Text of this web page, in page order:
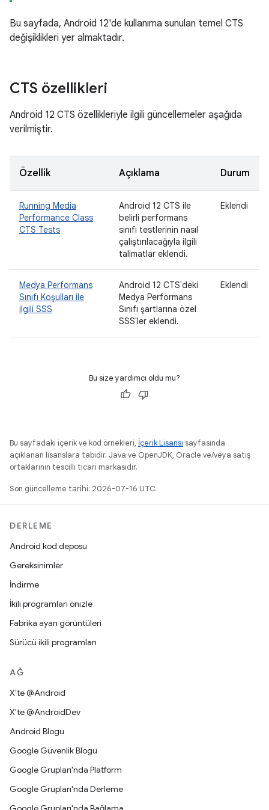
Bu sayfada, Android 12'de kullanıma sunulan temel CTS
değişiklikleri yer almaktadır.
CTS özellikleri
Android 12 CTS özellikleriyle ilgili güncellemeler aşağıda
verilmiştir.
Özellik Açıklama Durum
Running Media
Performance Class
CTS Tests
Android 12 CTS ile
belirli performans
sınıfı testlerinin nasıl
çalıştırılacağıyla ilgili
talimatlar eklendi.
Eklendi
Medya Performans
Sınıfı Koşulları ile
ilgili SSS
Android 12 CTS'deki
Medya Performans
Sınıfı şartlarına özel
SSS'ler eklendi.
Eklendi
Bu size yardımcı oldu mu?
Bu sayfadaki içerik ve kod örnekleri, İçerik Lisansı sayfasında
açıklanan lisanslara tabidir. Java ve OpenJDK, Oracle ve/veya satış
ortaklarının tescilli ticari markasıdır.
Son güncelleme tarihi: 2026-07-16 UTC.
DERLEME
Android kod deposu
Gereksinimler
İndirme
İkili programları önizle
Fabrika ayarı görüntüleri
Sürücü ikili programları
AĞ
X'te @Android
X'te @AndroidDev
Android Blogu
Google Güvenlik Blogu
Google Grupları'nda Platform
Google Grupları'nda Derleme